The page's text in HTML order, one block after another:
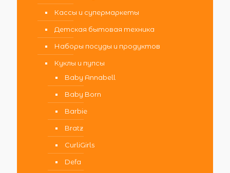
Кассы и супермаркеты
Детская бытовая техника
Наборы посуды и продуктов
Куклы и пупсы
Baby Annabell
Baby Born
Barbie
Bratz
CurliGirls
Defa